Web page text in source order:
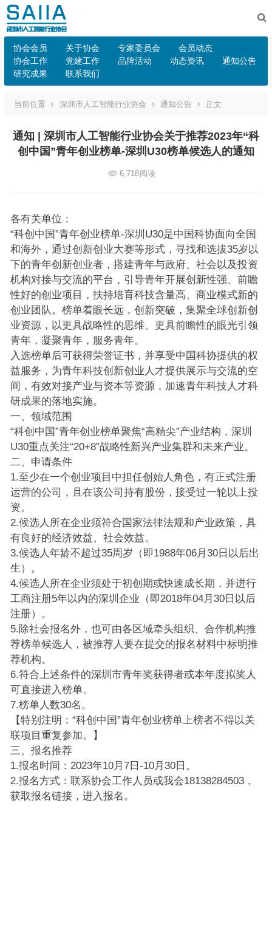
协会会员 关于协会 专家委员会
会员动态
协会工作
党建工作 品牌活动 动态资讯
通知公告
研究成果
联系我们
当前位置 深圳市人工智能行业协会 通知公告 正文
通知 | 深圳市人工智能行业协会关于推荐2023年“科
创中国”青年创业榜单-深圳U30榜单候选人的通知
6,718阅读
各有关单位：
“科创中国”青年创业榜单-深圳U30是中国科协面向全国
和海外，通过创新创业大赛等形式，寻找和选拔35岁以
下的青年创新创业者，搭建青年与政府、社会以及投资
机构对接与交流的平台，引导青年开展创新性强、前瞻
性好的创业项目，扶持培育科技含量高、商业模式新的
创业团队。榜单着眼长远，创新突破，集聚全球创新创
业资源，以更具战略性的思维、更具前瞻性的眼光引领
青年，凝聚青年，服务青年。
入选榜单后可获得荣誉证书，并享受中国科协提供的权
益服务，为青年科技创新创业人才提供展示与交流的空
间，有效对接产业与资本等资源，加速青年科技人才科
研成果的落地实施。
一、领域范围
“科创中国”青年创业榜单聚焦“高精尖”产业结构，深圳
U30重点关注“20+8”战略性新兴产业集群和未来产业。
二、申请条件
1.至少在一个创业项目中担任创始人角色，有正式注册
运营的公司，且在该公司持有股份，接受过一轮以上投
资。
2.候选人所在企业须符合国家法律法规和产业政策，具
有良好的经济效益、社会效益。
3.候选人年龄不超过35周岁（即1988年06月30日以后出
生）。
4.候选人所在企业须处于初创期或快速成长期，并进行
工商注册5年以内的深圳企业（即2018年04月30日以后
注册）。
5.除社会报名外，也可由各区域牵头组织、合作机构推
荐榜单候选人，被推荐人要在提交的报名材料中标明推
荐机构。
6.符合上述条件的深圳市青年奖获得者或本年度拟奖人
可直接进入榜单。
7.榜单人数30名。
【特别注明：“科创中国”青年创业榜单上榜者不得以关
联项目重复参加。】
三、报名推荐
1.报名时间：2023年10月7日-10月30日。
2.报名方式：联系协会工作人员或我会18138284503，
获取报名链接，进入报名。